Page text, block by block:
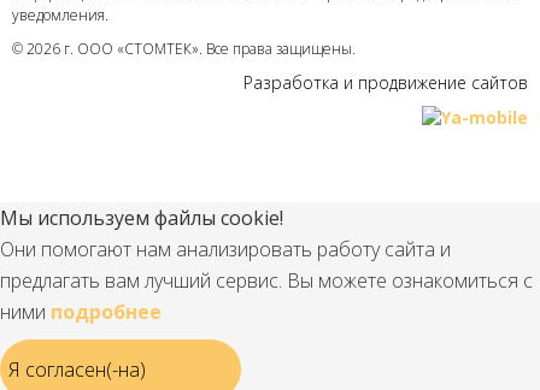
уведомления.
© 2026 г. ООО «СТОМТЕК». Все права защищены.
Разработка и продвижение сайтов
Мы используем файлы cookie!
Они помогают нам анализировать работу сайта и
предлагать вам лучший сервис. Вы можете ознакомиться с
ними подробнее
Я согласен(-на)